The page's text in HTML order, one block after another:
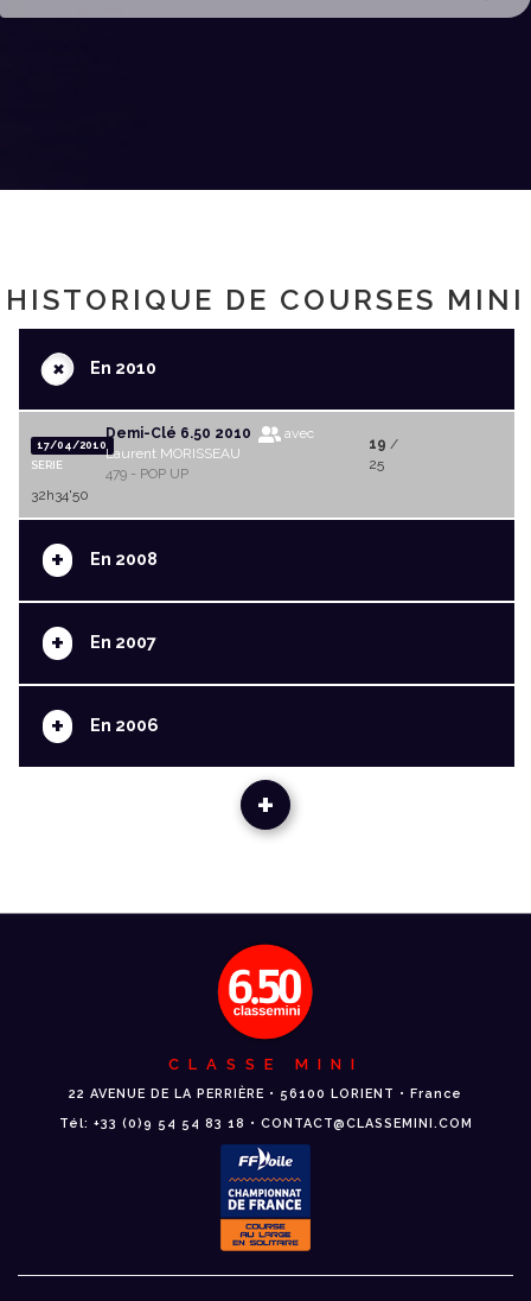
HISTORIQUE DE COURSES MINI
+En 2010
17/04/2010
SERIE
Demi-Clé 6.50 2010
avec
Laurent MORISSEAU
479 - POP UP
19 /
25
32h34'50
+ En 2008
+ En 2007
+ En 2006
+
CLASSE MINI
22 AVENUE DE LA PERRIÈRE • 56100 LORIENT • France
Tél: +33 (0)9 54 54 83 18 • CONTACT@CLASSEMINI.COM